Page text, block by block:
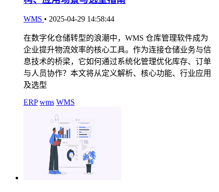
WMS • 2025-04-29 14:58:44
在数字化仓储转型的浪潮中，WMS 仓库管理软件成为
企业提升物流效率的核心工具。作为连接仓储业务与信
息技术的桥梁，它如何通过系统化管理优化库存、订单
与人员协作？本文将从定义解析、核心功能、行业应用
及选型
ERP wms WMS